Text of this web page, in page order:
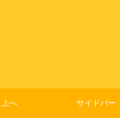
上へ サイドバー